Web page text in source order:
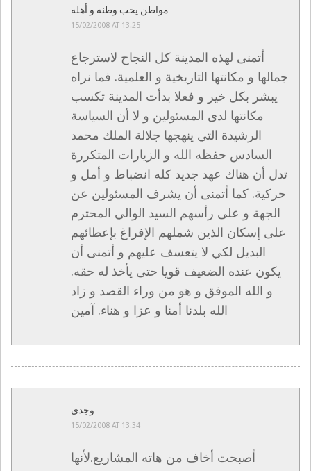
مواطن يحب وطنه و أهله
15/02/2008 AT 13:25
أتمنى لهذه المدينة كل النجاح لاسترجاع
جمالها و مكانتها التاريخية و العلمية. فما نراه
يبشر بكل خير و فعلا بدأت المدينة تكسب
مكانتها لدى المسئولين و لا أن السياسة
الرشيدة التي ينهجها جلالة الملك محمد
السادس حفظه الله و الزيارات المتكررة
تدل أن هناك عهد جديد كله انضباط و أمل و
حركية. كما أتمنى أن يشرف المسئولين عن
الجهة و على رأسهم السيد الوالي المحترم
على إسكان الذين شملهم الإفراغ بإعطائهم
البديل لكي لا يتعسف عليهم و أتمنى أن
يكون عنده الضعيف قويا حتى يأخذ له حقه.
و الله الموفق و هو من وراء القصد و زاد
الله بلدنا أمنا و عزا و هناء. آمين
وجدي
15/02/2008 AT 13:34
أصبحت أخاف من هاته المشاريع.لأنها